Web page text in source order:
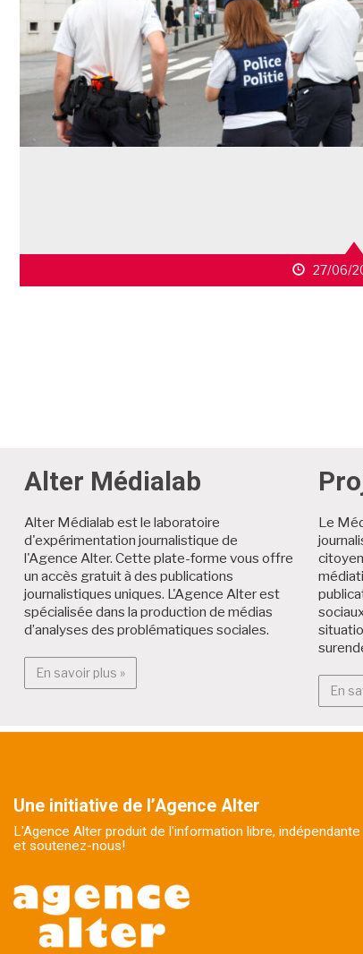
27/06/
Alter Médialab
Alter Médialab est le laboratoire
d'expérimentation journalistique de
l'Agence Alter. Cette plate-forme vous offre
un accès gratuit à des publications
journalistiques uniques. L'Agence Alter est
spécialisée dans la production de médias
d’analyses des problématiques sociales.
En savoir plus »En savoir plus : Alter Médialab
Le
En
Une initiative de l’Agence Alter
L'Agence Alter produit de l'information libre,
et soutenez-nous!